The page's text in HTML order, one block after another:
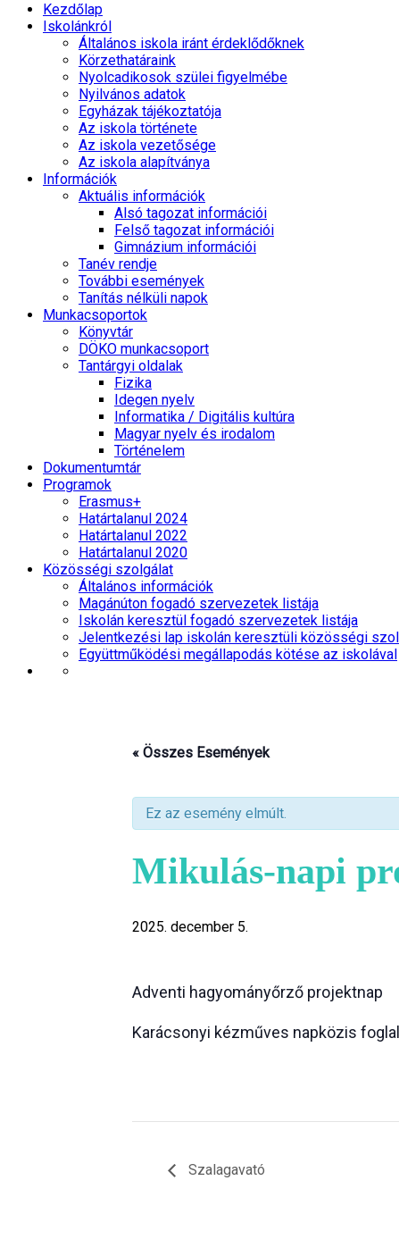
Kezdőlap
Iskolánkról
Általános iskola iránt érdeklődőknek
Körzethatáraink
Nyolcadikosok szülei figyelmébe
Nyilvános adatok
Egyházak tájékoztatója
Az iskola története
Az iskola vezetősége
Az iskola alapítványa
Információk
Aktuális információk
Alsó tagozat információi
Felső tagozat információi
Gimnázium információi
Tanév rendje
További események
Tanítás nélküli napok
Munkacsoportok
Könyvtár
DÖKO munkacsoport
Tantárgyi oldalak
Fizika
Idegen nyelv
Informatika / Digitális kultúra
Magyar nyelv és irodalom
Történelem
Dokumentumtár
Programok
Erasmus+
Határtalanul 2024
Határtalanul 2022
Határtalanul 2020
Közösségi szolgálat
Általános információk
Magánúton fogadó szervezetek listája
Iskolán keresztül fogadó szervezetek listája
Jelentkezési lap iskolán keresztüli közösségi
Együttműködési megállapodás kötése az iskolával
« Összes Események
Ez az esemény elmúlt.
Mikulás-napi
2025. december 5.
Adventi hagyományőrző projektnap
Karácsonyi kézműves napközis
Szalagavató